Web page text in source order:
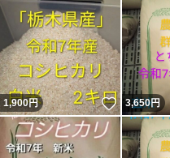
1,900円 いいね！
3,650円